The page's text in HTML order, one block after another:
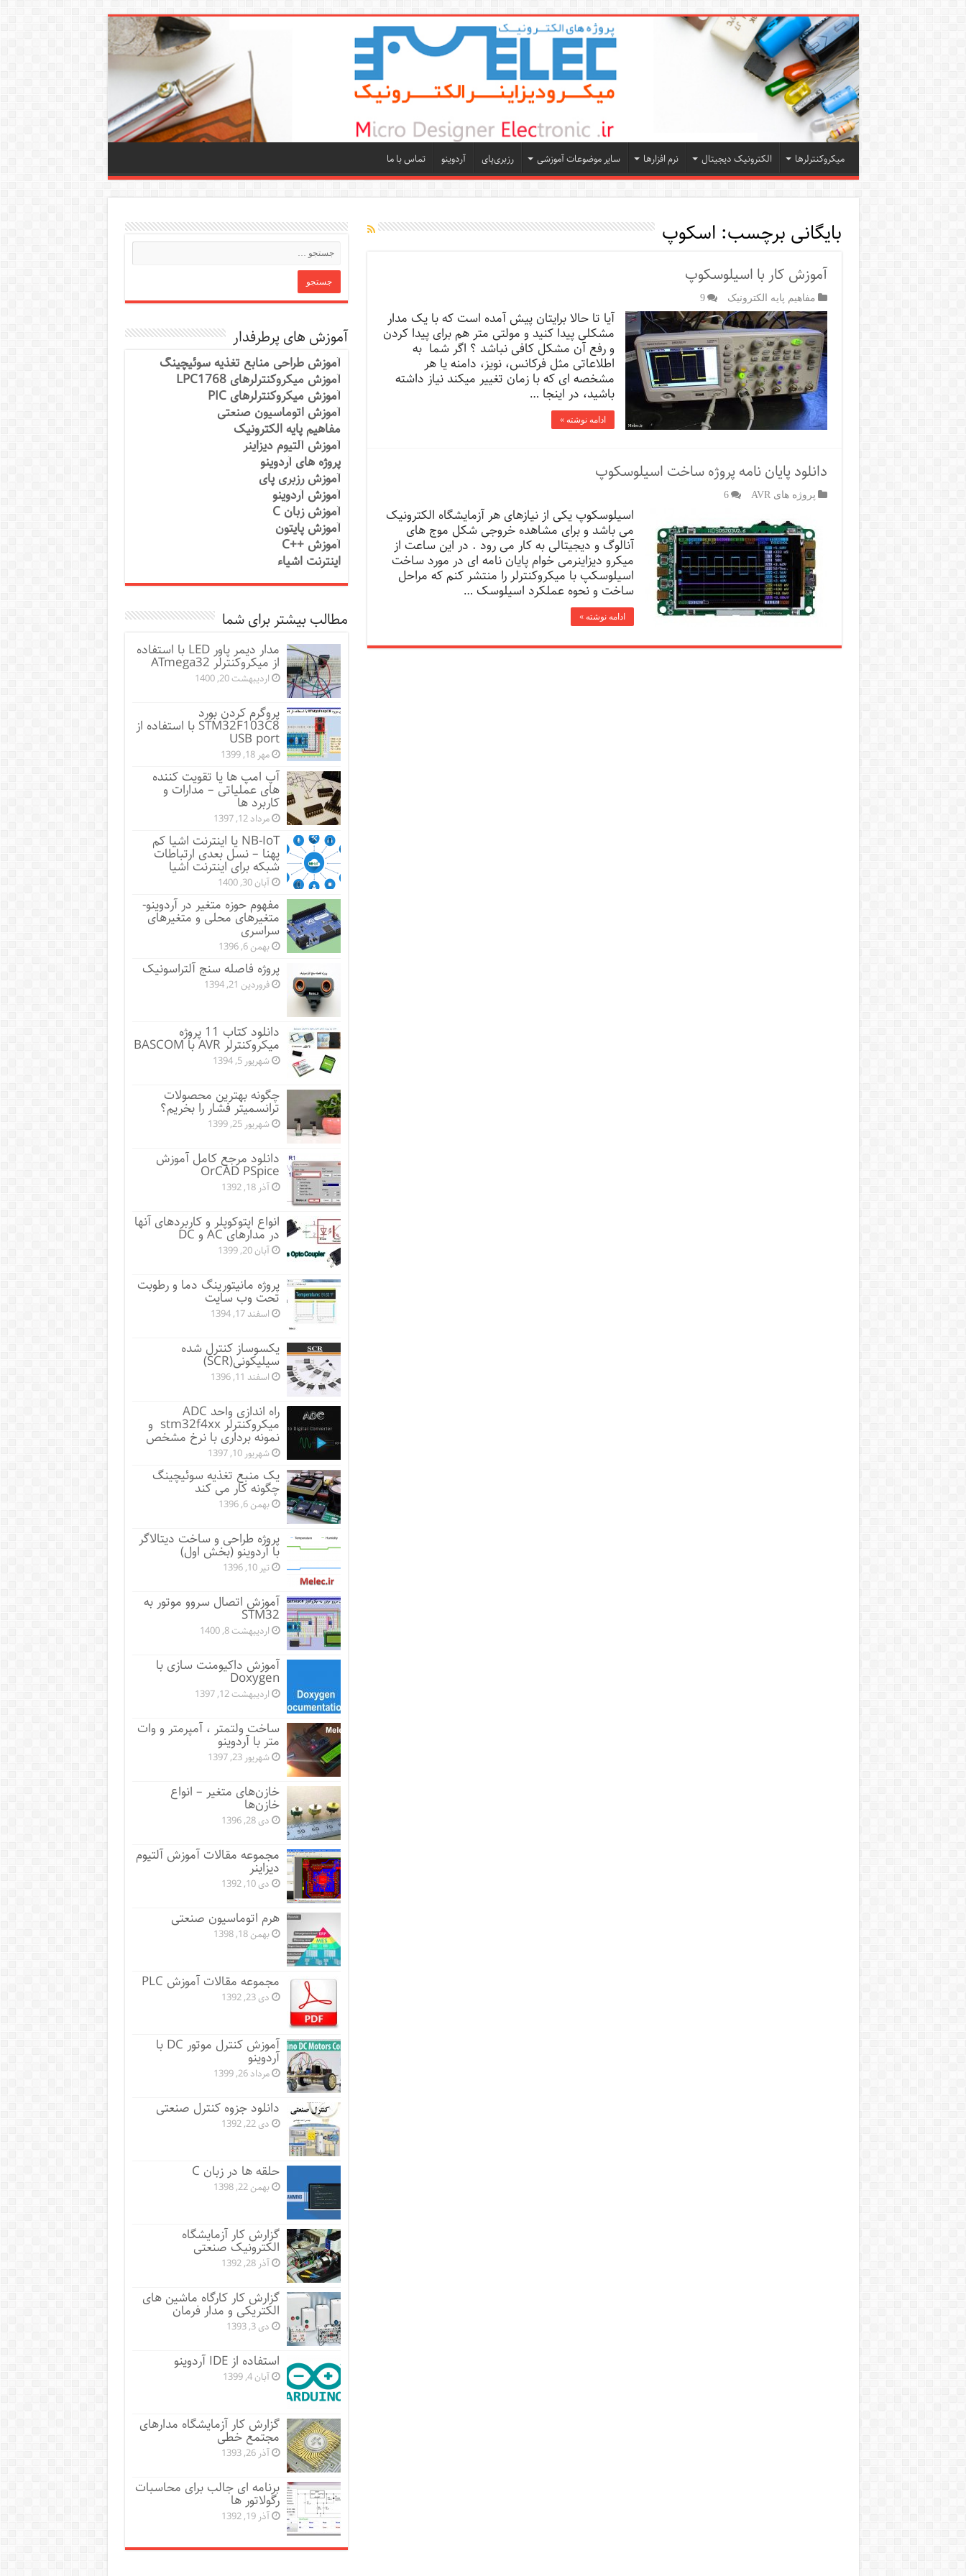
میکروکنترلرها الکترونیک دیجیتال نرم افزارها سایر موضوعات آموزشی رزبری‌پای آردوینو تماس با ما
بایگانی برچسب: اسکوپ
آموزش کار با اسیلوسکوپ
مفاهیم پایه الکترونیک 9
آیا تا حالا برایتان پیش آمده است که با یک مدار
مشکلی پیدا کنید و مولتی متر هم برای پیدا کردن
و رفع آن مشکل کافی نباشد ؟ اگر شما به
اطلاعاتی مثل فرکانس، نویز، دامنه یا هر
مشخصه ای که با زمان تغییر میکند نیاز داشته
باشید، در اینجا …
ادامه نوشته »
دانلود پایان نامه پروژه ساخت اسیلوسکوپ
پروژه های AVR 6
اسیلوسکوپ یکی از نیازهای هر آزمایشگاه الکترونیک
می باشد و برای مشاهده خروجی شکل موج های
آنالوگ و دیجیتالی به کار می رود . در این ساعت از
میکرو دیزاینرمی خوام پایان نامه ای در مورد ساخت
اسیلوسکپ با میکروکنترلر را منتشر کنم که مراحل
ساخت و نحوه عملکرد اسیلوسک …
ادامه نوشته »
آموزش های پرطرفدار
آموزش طراحی منابع تغذیه سوئیچینگ
آموزش میکروکنترلرهای LPC1768
آموزش میکروکنترلرهای PIC
آموزش اتوماسیون صنعتی
مفاهیم پایه الکترونیک
آموزش آلتیوم دیزاینر
پروژه های آردوینو
آموزش رزبری پای
آموزش آردوینو
آموزش زبان C
آموزش پایتون
آموزش ++C
اینترنت اشیاء
مطالب بیشتر برای شما
مدار دیمر پاور LED با استفاده
از میکروکنترلر ATmega32
اردیبهشت 20, 1400
پروگرم کردن بورد
STM32F103C8 با استفاده از
USB port
مهر 18, 1399
آپ امپ ها یا تقویت کننده
های عملیاتی – مدارات و
کاربرد ها
مرداد 12, 1397
NB-IoT یا اینترنت اشیا کم
پهنا – نسل بعدی ارتباطات
شبکه برای اینترنت اشیا
آبان 30, 1400
مفهوم حوزه متغیر در آردوینو-
متغیرهای محلی و متغیرهای
سراسری
بهمن 6, 1396
پروژه فاصله سنج آلتراسونیک
فروردین 21, 1394
دانلود کتاب 11 پروژه
میکروکنترلر AVR با BASCOM
شهریور 5, 1394
چگونه بهترین محصولات
ترانسمیتر فشار را بخریم؟
شهریور 25, 1399
دانلود مرجع کامل آموزش
OrCAD PSpice
آذر 18, 1392
انواع اپتوکوپلر و کاربردهای آنها
در مدارهای AC و DC
آبان 20, 1399
پروژه مانيتورينگ دما و رطوبت
تحت وب سایت
اسفند 17, 1394
یکسوساز کنترل شده
سیلیکونی(SCR)
اسفند 11, 1396
راه اندازی واحد ADC
میکروکنترلر stm32f4xx و
نمونه برداری با نرخ مشخص
شهریور 10, 1397
یک منبع تغذیه سوئیچینگ
چگونه کار می کند
بهمن 6, 1396
پروژه طراحی و ساخت دیتالاگر
با آردوینو (بخش اول)
تیر 10, 1396
آموزش اتصال سروو موتور به
STM32
اردیبهشت 8, 1400
آموزش داکیومنت سازی با
Doxygen
اردیبهشت 12, 1397
ساخت ولتمتر ، آمپرمتر و وات
متر با آردوینو
شهریور 23, 1397
خازن‌های متغیر – انواع
خازن‌ها
دی 28, 1396
مجموعه مقالات آموزش آلتیوم
دیزاینر
دی 10, 1392
هرم اتوماسیون صنعتی
بهمن 18, 1398
مجموعه مقالات آموزش PLC
دی 23, 1392
آموزش کنترل موتور DC با
آردوینو
مرداد 26, 1399
دانلود جزوه کنترل صنعتی
دی 22, 1392
حلقه ها در زبان C
بهمن 22, 1398
گزارش کار آزمایشگاه
الکترونیک صنعتی
آذر 28, 1392
گزارش کار کارگاه ماشین های
الکتریکی و مدار فرمان
دی 3, 1393
استفاده از IDE آردوینو
آبان 4, 1399
گزارش کار آزمایشگاه مدارهای
مجتمع خطی
آذر 26, 1393
برنامه ای جالب برای محاسبات
رگولاتور ها
آذر 19, 1392